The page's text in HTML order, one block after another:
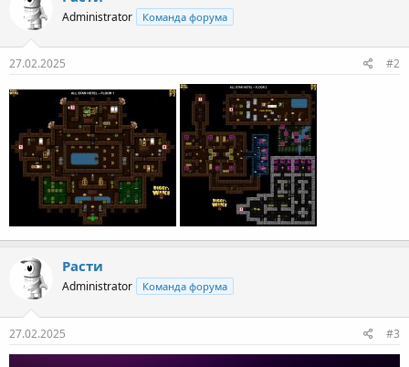
Administrator Команда форума
27.02.2025 #2
Расти
Administrator Команда форума
27.02.2025 #3